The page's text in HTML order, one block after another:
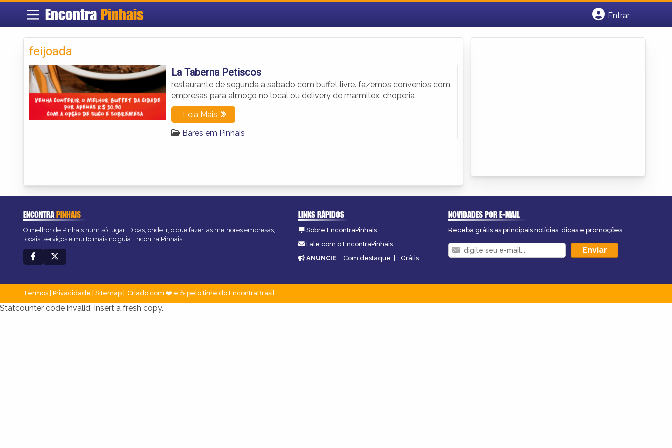
Encontra Pinhais
Entrar
feijoada
La Taberna Petiscos
restaurante de segunda a sabado com buffet livre. fazemos convenios com
empresas para almoço no local ou delivery de marmitex. choperia
Leia Mais
Bares em Pinhais
ENCONTRAPINHAIS
O melhor de Pinhais num só lugar! Dicas, onde ir, o que fazer, as melhores empresas,
locais, serviços e muito mais no guia Encontra Pinhais.
LINKS RÁPIDOS
Sobre EncontraPinhais
Fale com o EncontraPinhais
ANUNCIE: Com destaque | Grátis
NOVIDADES POR E-MAIL
Receba grátis as principais notícias, dicas e promoções
Termos Privacidade Sitemap Criado com ❤️ e ☕ pelo time do EncontraBrasil
Statcounter code invalid. Insert a fresh copy.